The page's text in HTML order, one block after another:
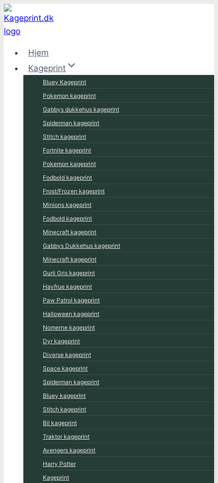
Fortsæt
til
indhold
Hjem
Kageprint
Bluey Kageprint
Pokemon kageprint
Gabbys dukkehus kageprint
Spiderman kageprint
Stitch kageprint
Fortnite kageprint
Pokemon kageprint
Fodbold kageprint
Frost/Frozen kageprint
Minions kageprint
Fodbold kageprint
Minecraft kageprint
Gabbys Dukkehus kageprint
Minecraft kageprint
Gurli Gris kageprint
Havfrue kageprint
Paw Patrol kageprint
Halloween kageprint
Nomerne kageprint
Dyr kageprint
Diverse kageprint
Space kageprint
Spiderman kageprint
Bluey kageprint
Stitch kageprint
Bil kageprint
Traktor kageprint
Avengers kageprint
Harry Potter
Kageprint